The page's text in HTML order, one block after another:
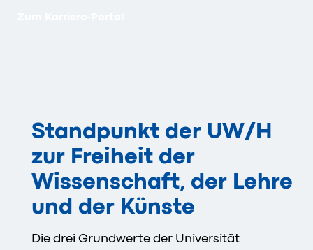
Standpunkt der UW/H
zur Freiheit der
Wissenschaft, der Lehre
und der Künste
Die drei Grundwerte der Universität